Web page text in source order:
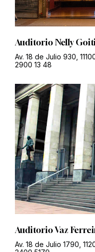
Auditorio Nelly
Av. 18 de Julio 930,
2900 13 48
Auditorio Vaz
Av. 18 de Julio 1790,